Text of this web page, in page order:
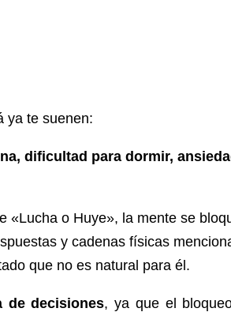
ya te suenen:
dificultad para dormir,
«Lucha o Huye», la mente se
y cadenas físicas
que no es natural para él.
de decisiones, ya que el